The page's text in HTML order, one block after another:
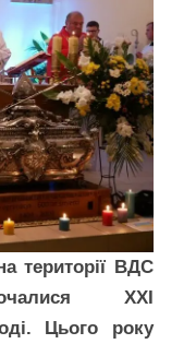
території ВДС
ХХІ
Цього року